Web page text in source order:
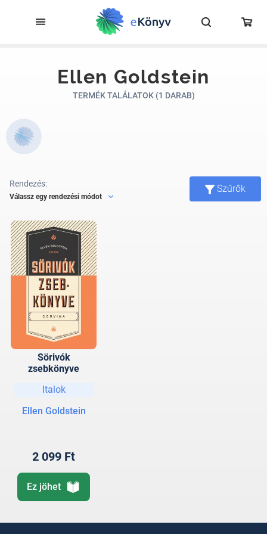
Ellen Goldstein
TERMÉK TALÁLATOK (1 DARAB)
Rendezés:
Válassz egy rendezési módot
Szűrők
Sörivók
zsebkönyve
Italok
Ellen Goldstein
2 099 Ft
Ez jöhet